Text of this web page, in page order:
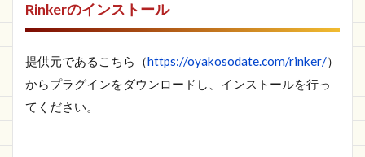
Rinkerのインストール
提供元であるこちら（https://oyakosodate.com/rinker/）
からプラグインをダウンロードし、インストールを行っ
てください。